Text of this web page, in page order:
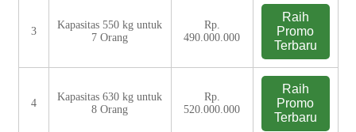
3
Kapasitas 550 kg untuk
7 Orang
Rp.
490.000.000
Raih
Promo
Terbaru
4
Kapasitas 630 kg untuk
8 Orang
Rp.
520.000.000
Raih
Promo
Terbaru